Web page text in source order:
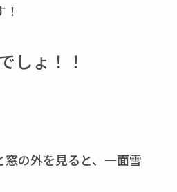
しょ！！
の外を見ると、一面雪